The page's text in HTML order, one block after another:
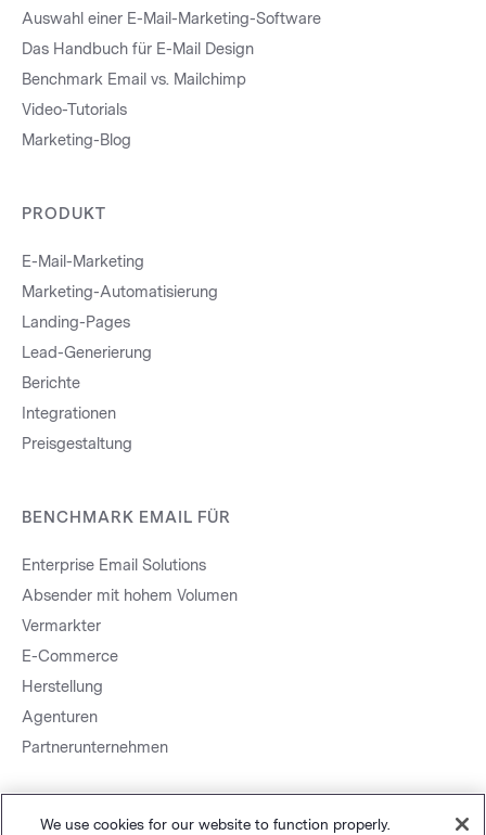
Auswahl einer E-Mail-Marketing-Software
Das Handbuch für E-Mail Design
Benchmark Email vs. Mailchimp
Video-Tutorials
Marketing-Blog
PRODUKT
E-Mail-Marketing
Marketing-Automatisierung
Landing-Pages
Lead-Generierung
Berichte
Integrationen
Preisgestaltung
BENCHMARK EMAIL FÜR
Enterprise Email Solutions
Absender mit hohem Volumen
Vermarkter
E-Commerce
Herstellung
Agenturen
Partnerunternehmen
We use cookies for our website to function properly.